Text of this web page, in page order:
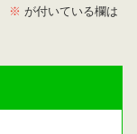
※ が付いている欄は